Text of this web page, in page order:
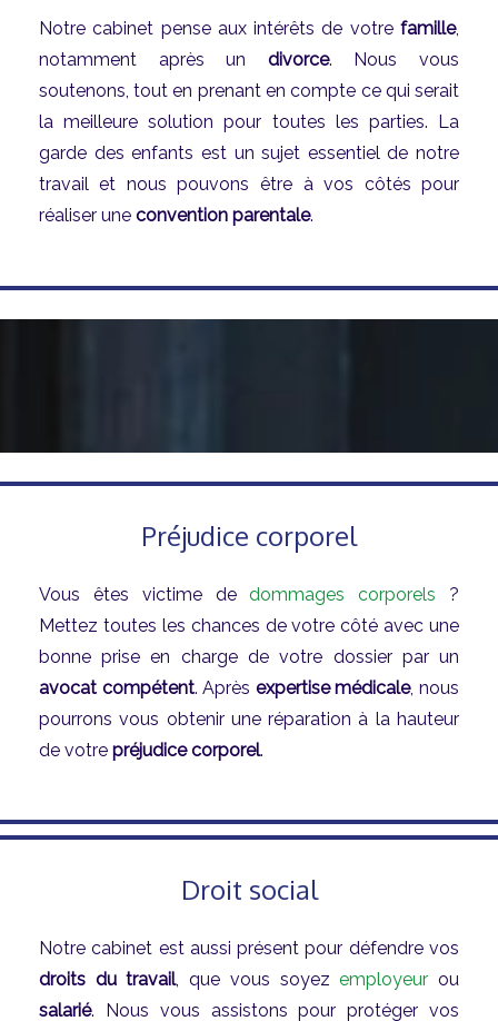
Notre cabinet pense aux intérêts de votrefamille,
notamment après un divorce. Nous vous
soutenons, tout en prenant en compte ce qui serait
la meilleure solution pour toutes les parties. La
garde des enfants est un sujet essentiel de notre
travail et nous pouvons être à vos côtés pour
réaliser une convention parentale.
Préjudice corporel
Vous êtes victime dedommages corporels ?
Mettez toutes les chances de votre côté avec une
bonne prise en charge de votre dossier par un
avocat compétent. Après expertise médicale, nous
pourrons vous obtenir une réparation à la hauteur
de votre préjudice corporel.
Droit social
Notre cabinet est aussi présent pour défendre vos
droits du travail, que vous soyezemployeur ou
salarié. Nous vous assistons pour protéger vos